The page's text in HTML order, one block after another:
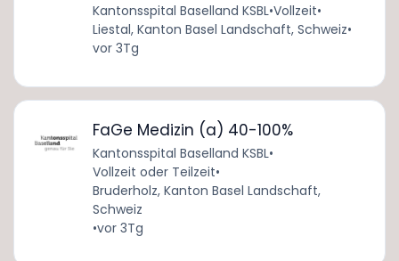
Kantonsspital Baselland KSBL•Vollzeit•
Liestal, Kanton Basel Landschaft, Schweiz•
vor 3Tg
FaGe Medizin (a) 40-100%
Kantonsspital Baselland KSBL•
Vollzeit oder Teilzeit•
Bruderholz, Kanton Basel Landschaft,
Schweiz
•vor 3Tg